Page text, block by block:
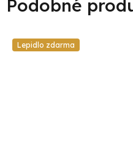
Lepidlo zdarma